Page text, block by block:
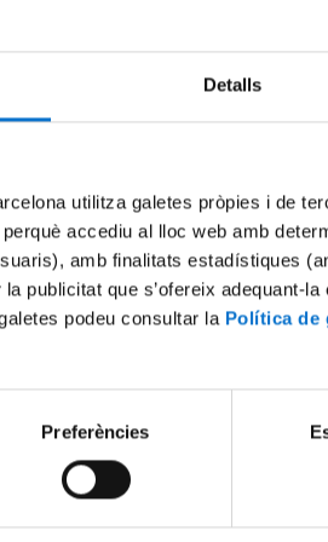
Detalls
utilitza galetes pròpies i de
accediu al lloc web amb
amb finalitats estadístiques
publicitat que s’ofereix adequant-
podeu consultar la Política de
Preferències
Ambiental
Torres